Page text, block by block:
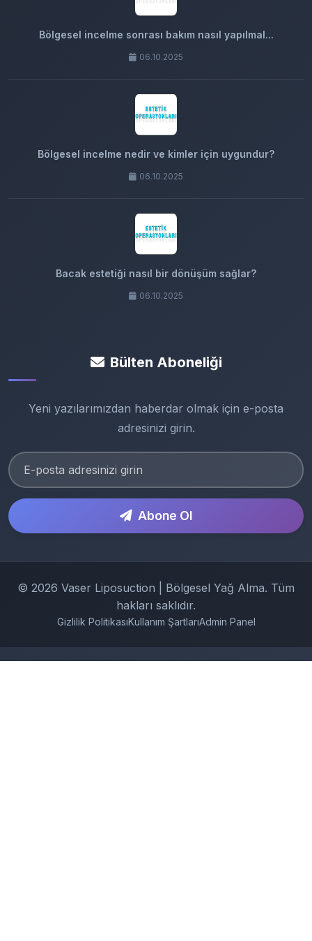
Bölgesel incelme sonrası bakım nasıl yapılmal...
06.10.2025
Bölgesel incelme nedir ve kimler için uygundur?
06.10.2025
Bacak estetiği nasıl bir dönüşüm sağlar?
06.10.2025
Bülten Aboneliği
Yeni yazılarımızdan haberdar olmak için e-posta
adresinizi girin.
Abone Ol
© 2026 Vaser Liposuction | Bölgesel Yağ Alma. Tüm
hakları saklıdır.
Gizlilik PolitikasıKullanım ŞartlarıAdmin Panel